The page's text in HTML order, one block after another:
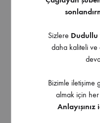
Hettich Sensys Frenli 165°
Derece Deve Boynu
Sizlere Dudullu
daha kaliteli ve
Bizimle iletişime
almak için